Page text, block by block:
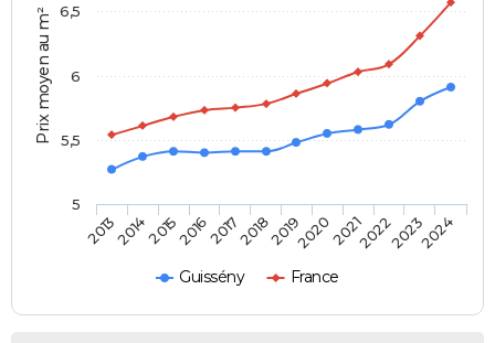
Prix moyen au m²
Guissény France
201320142015201620172018201920202021202220232024
5
5,5
6
6,5